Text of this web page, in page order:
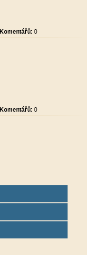
Komentářů: 0
Komentářů: 0